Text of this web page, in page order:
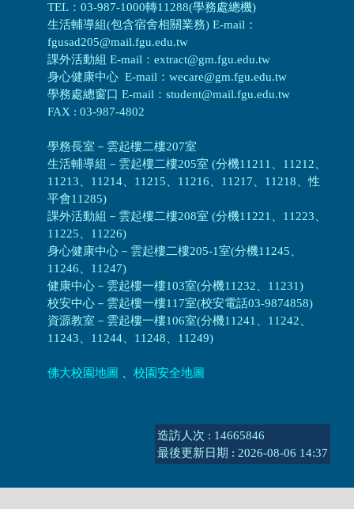
TEL：03-987-1000轉11288(學務處總機)
生活輔導組(包含宿舍相關業務) E-mail：
fgusad205@mail.fgu.edu.tw
課外活動組 E-mail：extract@gm.fgu.edu.tw
身心健康中心 E-mail：wecare@gm.fgu.edu.tw
學務處總窗口 E-mail：student@mail.fgu.edu.tw
FAX : 03-987-4802
學務長室－雲起樓二樓207室
生活輔導組 － 雲起樓二樓205室 (分機11211、11212、
11213、11214、11215、11216、11217、11218、性
平會11285)
課外活動組 － 雲起樓二樓208室 (分機11221、11223、
11225、11226)
身心健康中心 － 雲起樓二樓205-1室(分機11245、
11246、11247)
健康中心－ 雲起樓一樓103室(分機11232、11231)
校安中心－ 雲起樓一樓117室(校安電話03-9874858)
資源教室 － 雲起樓一樓106室(分機11241、11242、
11243、11244、11248、11249)
佛大校園地圖 、 校園安全地圖
造訪人次 : 14665846
最後更新日期 : 2026-08-06 14:37